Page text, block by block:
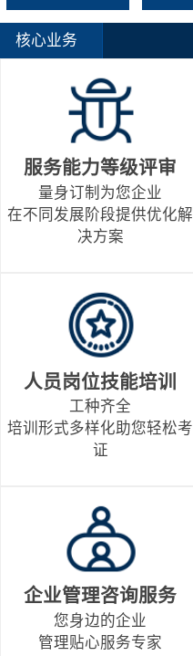
核心业务
服务能力等级评审
量身订制为您企业
在不同发展阶段提供优化解
决方案
人员岗位技能培训
工种齐全
培训形式多样化助您轻松考
证
企业管理咨询服务
您身边的企业
管理贴心服务专家